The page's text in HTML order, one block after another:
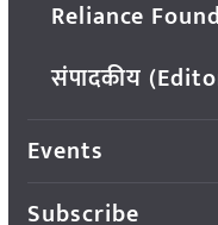
Reliance
संपादकीय
Events
Subscribe